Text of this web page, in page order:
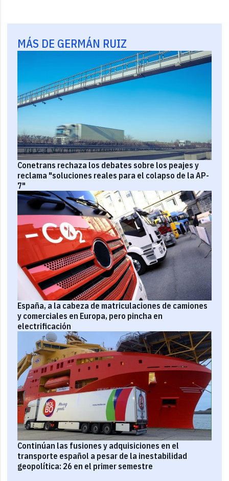
MÁS DE GERMÁN RUIZ
Conetrans rechaza los debates sobre los peajes y
reclama "soluciones reales para el colapso de la AP-
7"
España, a la cabeza de matriculaciones de camiones
y comerciales en Europa, pero pincha en
electrificación
Continúan las fusiones y adquisiciones en el
transporte español a pesar de la inestabilidad
geopolítica: 26 en el primer semestre